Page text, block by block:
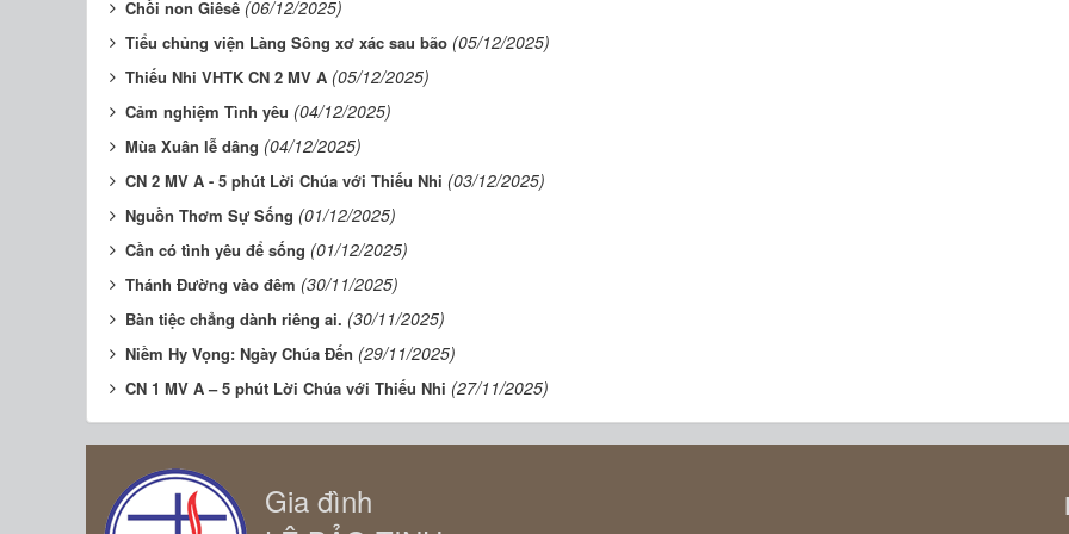
Chồi non Giêsê (06/12/2025)
Tiểu chủng viện Làng Sông xơ xác sau bão (05/12/2025)
Thiếu Nhi VHTK CN 2 MV A (05/12/2025)
Cảm nghiệm Tình yêu (04/12/2025)
Mùa Xuân lễ dâng (04/12/2025)
CN 2 MV A - 5 phút Lời Chúa với Thiếu Nhi (03/12/2025)
Nguồn Thơm Sự Sống (01/12/2025)
Cần có tình yêu để sống (01/12/2025)
Thánh Đường vào đêm (30/11/2025)
Bàn tiệc chẳng dành riêng ai. (30/11/2025)
Niềm Hy Vọng: Ngày Chúa Đến (29/11/2025)
CN 1 MV A – 5 phút Lời Chúa với Thiếu Nhi (27/11/2025)
Gia đình